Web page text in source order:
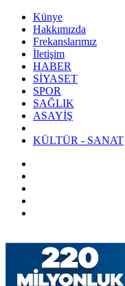
Künye
Hakkımızda
Frekanslarımız
İletişim
HABER
SİYASET
SPOR
SAĞLIK
ASAYİŞ
KÜLTÜR - SANAT